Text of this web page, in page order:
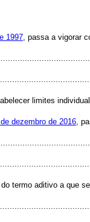
1997, passa a vigorar
limites
dezembro de 2016,
termo aditivo a que